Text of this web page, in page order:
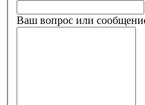
Ваш вопрос или